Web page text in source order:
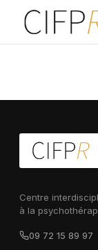
Centre
à la
09 72 15 89 97